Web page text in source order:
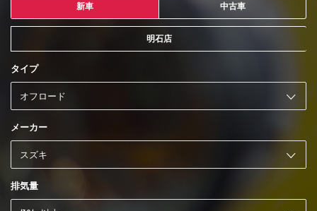
新車 中古車
明石店
タイプ
メーカー
排気量